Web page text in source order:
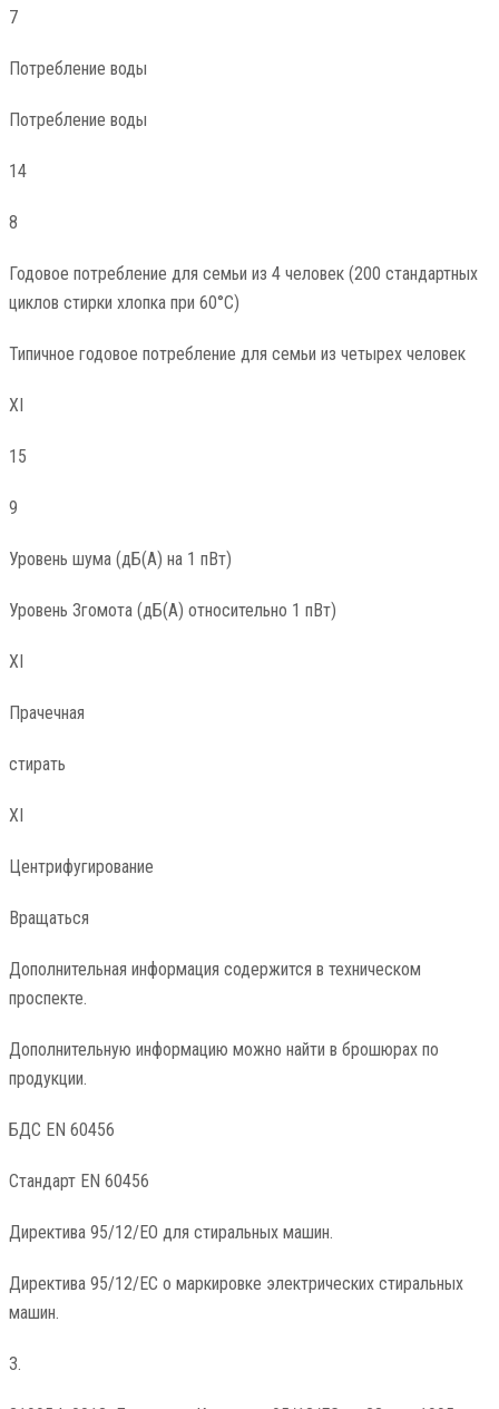
7
Потребление воды
Потребление воды
14
8
Годовое потребление для семьи из 4 человек (200 стандартных
циклов стирки хлопка при 60°C)
Типичное годовое потребление для семьи из четырех человек
XI
15
9
Уровень шума (дБ(А) на 1 пВт)
Уровень Згомота (дБ(А) относительно 1 пВт)
XI
Прачечная
стирать
XI
Центрифугирование
Вращаться
Дополнительная информация содержится в техническом
проспекте.
Дополнительную информацию можно найти в брошюрах по
продукции.
БДС EN 60456
Стандарт EN 60456
Директива 95/12/EO для стиральных машин.
Директива 95/12/EC о маркировке электрических стиральных
машин.
3.